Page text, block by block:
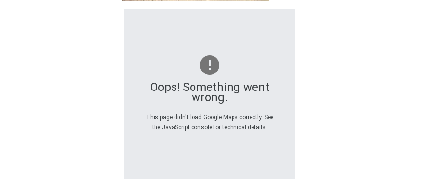
Oops! Something went
wrong.
This page didn't load Google Maps correctly. See
the JavaScript console for technical details.